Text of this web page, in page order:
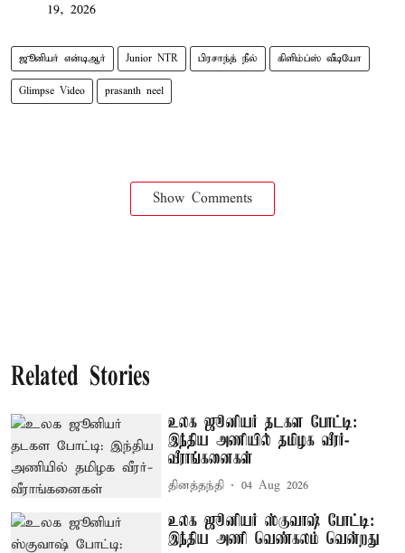
19, 2026
ஜூனியர் என்டிஆர் Junior NTR பிரசாந்த் நீல் கிளிம்ப்ஸ் வீடியோ
Glimpse Video prasanth neel
Show Comments
Related Stories
உலக ஜூனியர் தடகள போட்டி:
இந்திய அணியில் தமிழக வீரர்-
வீராங்கனைகள்
தினத்தந்தி 04 Aug 2026
உலக ஜூனியர் ஸ்குவாஷ் போட்டி:
இந்திய அணி வெண்கலம் வென்றது